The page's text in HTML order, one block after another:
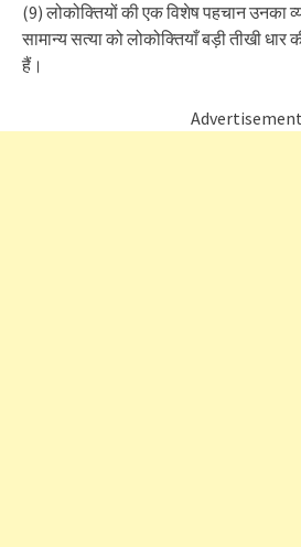
(9) लोकोक्तियों की एक विशेष पहचान उनका
सामान्य सत्या को लोकोक्तियाँ बड़ी तीखी
हैं।
Advertisement